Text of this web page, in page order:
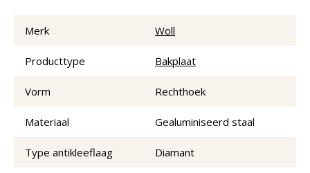
Merk Woll
Producttype Bakplaat
Vorm Rechthoek
Materiaal Gealuminiseerd staal
Type antikleeflaag Diamant